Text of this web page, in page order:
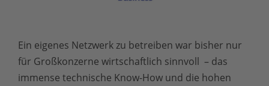
Ein eigenes Netzwerk zu betreiben war bisher nur
für Großkonzerne wirtschaftlich sinnvoll – das
immense technische Know-How und die hohen